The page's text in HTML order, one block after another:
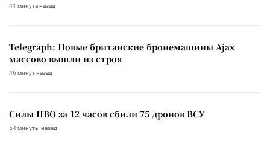
41 минута назад
Telegraph: Новые британские бронемашины Ajax
массово вышли из строя
46 минут назад
Силы ПВО за 12 часов сбили 75 дронов ВСУ
54 минуты назад